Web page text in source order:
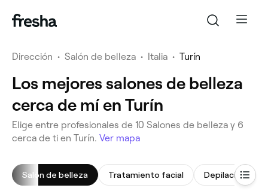
Dirección • Salón de belleza • Italia • Turín
Los mejores salones de belleza
cerca de mí en Turín
Elige entre profesionales de 10 Salones de belleza y 6
cerca de ti en Turín. Ver mapa
Salón de belleza Tratamiento facial Depilación de